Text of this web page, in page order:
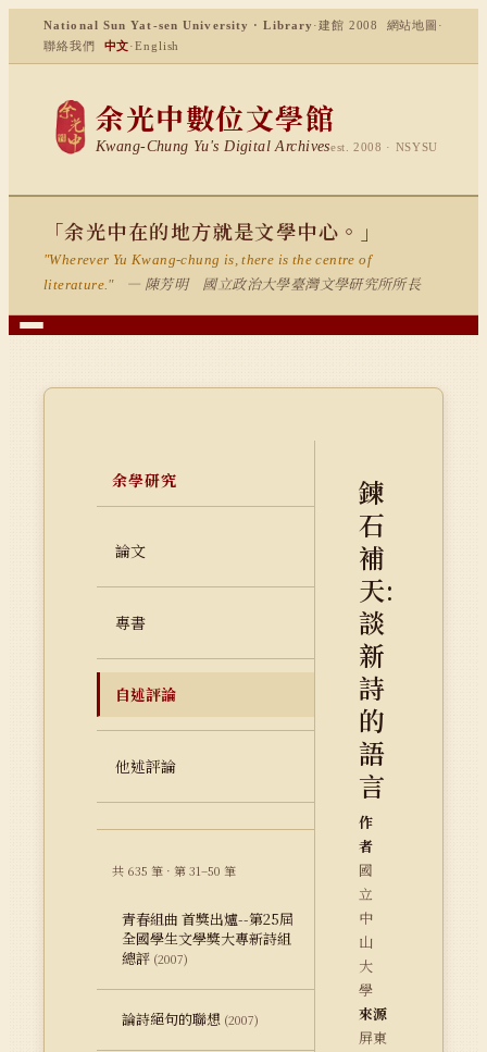
National Sun Yat-sen University · Library ·建館 2008 網站地圖 ·
聯絡我們
中文·English
余光中數位文學館
Kwang-Chung Yu's Digital Archivesest. 2008 · NSYSU
「余光中在的地方就是文學中心。」
"Wherever Yu Kwang-chung is, there is the centre of
literature."
— 陳芳明 國立政治大學臺灣文學研究所所長
余學研究
論文
專書
自述評論
他述評論
共 635 筆 · 第 31–50 筆
青春組曲 首獎出爐--第25屆
全國學生文學獎大專新詩組
總評 (2007)
論詩絕句的聯想 (2007)
鍊
石
補
天:
談
新
詩
的
語
言
作
者
國
立
中
山
大
學
來源
屏東